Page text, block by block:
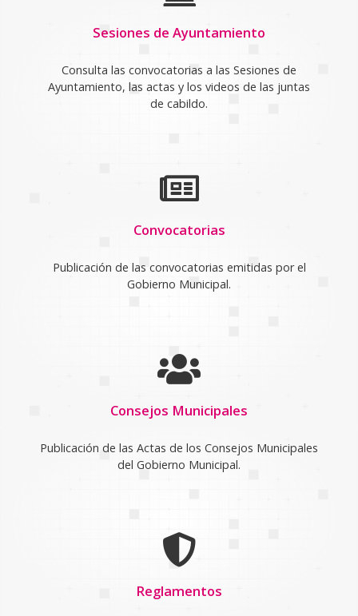
Sesiones de Ayuntamiento
Consulta las convocatorias a las Sesiones de
Ayuntamiento, las actas y los videos de las juntas
de cabildo.
Convocatorias
Publicación de las convocatorias emitidas por el
Gobierno Municipal.
Consejos Municipales
Publicación de las Actas de los Consejos Municipales
del Gobierno Municipal.
Reglamentos